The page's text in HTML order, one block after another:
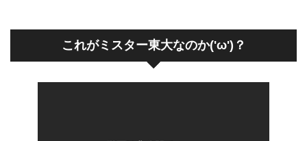
これがミスター東大なのか('ω')？